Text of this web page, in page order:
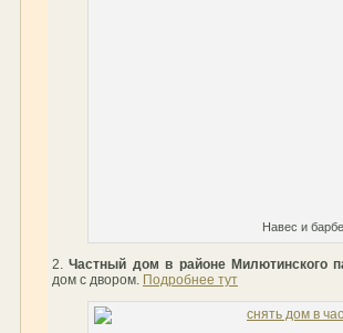
Навес и
2.Частный дом в районе Милютинского
дом с двором. Подробнее тут